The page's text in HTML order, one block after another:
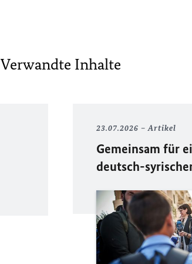
Verwandte Inhalte
23.07.2026 Artikel
Gemeinsam für
deutsch-